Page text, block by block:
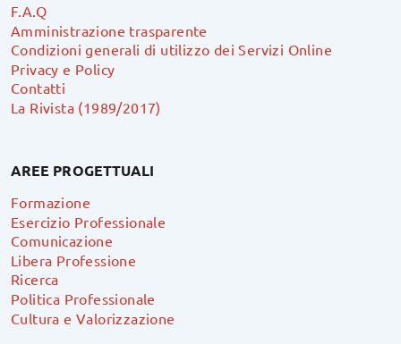
F.A.Q
Amministrazione trasparente
Condizioni generali di utilizzo dei Servizi Online
Privacy e Policy
Contatti
La Rivista (1989/2017)
AREE PROGETTUALI
Formazione
Esercizio Professionale
Comunicazione
Libera Professione
Ricerca
Politica Professionale
Cultura e Valorizzazione